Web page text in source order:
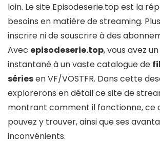
loin. Le site Episodeserie.top est la
besoins en matière de streaming.
inscrire ni de souscrire à des
Avec episodeserie.top, vous avez
instantané à un vaste catalogue de
sériesen VF/VOSTFR. Dans cette
explorerons en détail ce site de
montrant comment il fonctionne, ce
pouvez y trouver, ainsi que ses
inconvénients.